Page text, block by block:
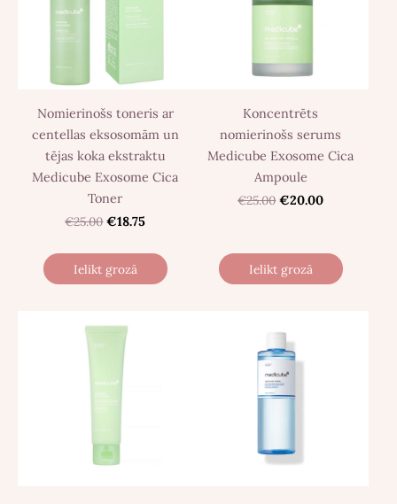
Nomierinošs toneris ar
centellas eksosomām un
tējas koka ekstraktu
Medicube Exosome Cica
Toner
€25.00 €18.75
Ielikt grozā
Koncentrēts
nomierinošs serums
Medicube Exosome Cica
Ampoule
€25.00 €20.00
Ielikt grozā